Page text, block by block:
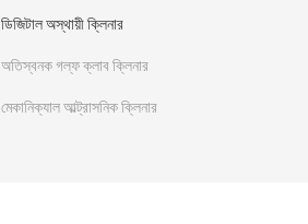
ডিজিটাল অস্থায়ী ক্লিনার
অতিস্বনক গল্ফ ক্লাব ক্লিনার
মেকানিক্যাল আল্ট্রাসনিক ক্লিনার